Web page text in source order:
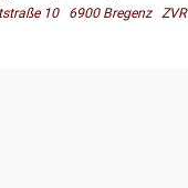
10 6900 Bregenz ZVR